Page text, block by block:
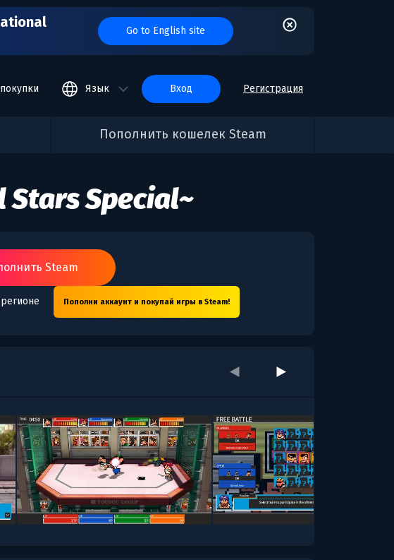
Go to English site
Язык вход Регистрация
Пополнить кошелек Steam
Stars Special~
Steam
Пополни аккаунт и покупай игры в Steam!